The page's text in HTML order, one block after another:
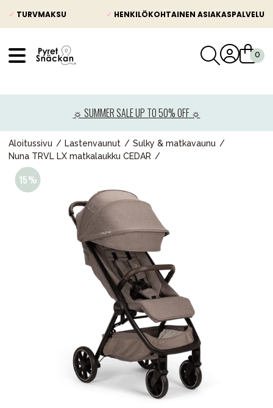
✓ TURVMAKSU ✓ HENKILÖKOHTAINEN ASIAKASPALVELU
☼ SUMMER SALE UP TO 50% OFF ☼
Aloitussivu Lastenvaunut
Sulky & matkavaunu
Nuna TRVL LX matkalaukku CEDAR
Lastenvaunut
Lasten turvaistuimet
Lapsi & vauva
Lelut ja pelit
Äiti & Isä
Huonekalut & vuodevaatteet
Tarvikkeet
Varaosat
Kampanjat
Lahjavinkkejä
Suosikit
Tavaramerkit